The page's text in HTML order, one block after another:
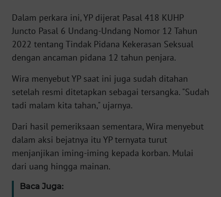
Dalam perkara ini, YP dijerat Pasal 418 KUHP
Juncto Pasal 6 Undang-Undang Nomor 12 Tahun
2022 tentang Tindak Pidana Kekerasan Seksual
dengan ancaman pidana 12 tahun penjara.
Wira menyebut YP saat ini juga sudah ditahan
setelah resmi ditetapkan sebagai tersangka. "Sudah
tadi malam kita tahan," ujarnya.
Dari hasil pemeriksaan sementara, Wira menyebut
dalam aksi bejatnya itu YP ternyata turut
menjanjikan iming-iming kepada korban. Mulai
dari uang hingga mainan.
Baca Juga:
PEDOMAN
SIBER
REDAKSI
KARIR
Wahana
News
Regional
WN